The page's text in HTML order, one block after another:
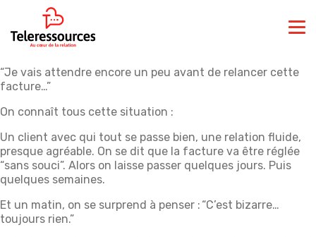
“Je vais attendre encore un peu avant de relancer cette
facture…”
On connaît tous cette situation :
Un client avec qui tout se passe bien, une relation fluide,
presque agréable. On se dit que la facture va être réglée
“sans souci”. Alors on laisse passer quelques jours. Puis
quelques semaines.
Et un matin, on se surprend à penser : “C’est bizarre…
toujours rien.”